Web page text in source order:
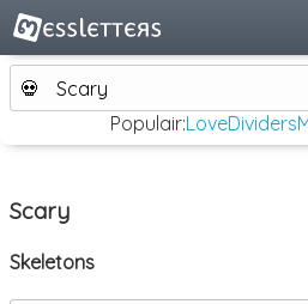
💀
Scary
Populair:LoveDividers
Scary
Skeletons